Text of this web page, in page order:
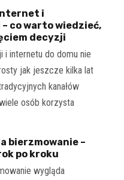
i
co warto wiedzieć,
decyzji
i internetu do domu nie
jak jeszcze kilka lat
kanałów
osób korzysta
bierzmowanie –
po kroku
wygląda